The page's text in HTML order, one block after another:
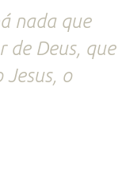
nada que
de Deus, que
Jesus, o